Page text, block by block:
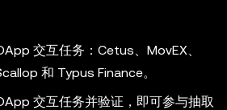
交互任务：Cetus、MovEX、
和 Typus Finance。
交互任务并验证，即可参与抽取